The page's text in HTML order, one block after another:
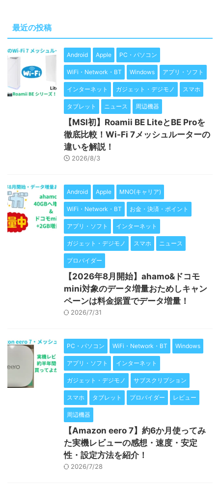
最近の投稿
Android Apple PC・パソコン
WiFi・Network・BT Windows アプリ・ソフト
インターネット ガジェット・デジモノ スマホ
タブレット ニュース 周辺機器
【MSI初】Roamii BE LiteとBE Proを
徹底比較！Wi-Fi 7メッシュルーターの
違いを解説！
2026/8/3
Android Apple MNO(キャリア)
WiFi・Network・BT お金・決済・ポイント
アプリ・ソフト インターネット
ガジェット・デジモノ スマホ ニュース
プロバイダー
【2026年8月開始】ahamo&ドコモ
mini対象のデータ増量おためしキャン
ペーンは料金据置でデータ増量！
2026/7/31
PC・パソコン WiFi・Network・BT Windows
アプリ・ソフト インターネット
ガジェット・デジモノ サブスクリプション
スマホ タブレット プロバイダー レビュー
周辺機器
【Amazon eero 7】約6か月使ってみ
た実機レビューの感想・速度・安定
性・設定方法を紹介！
2026/7/28